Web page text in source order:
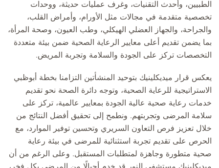
الطبيين، وأحدث التقنيات، وغرف عمليات حديثة، ووحدات
تخصصية متقدمة في مجالات مثل الأورام، وأمراض القلب،
والجراحة، والجهاز العضلي الهيكلي، وطب العيون، وصحة المرأة،
بما يضمن تقديم أعلى معايير الرعاية الصحية ضمن بيئة متعددة
التخصصات تركز على الجودة والسلامة وتجربة المريض.
يعكس قرار ميديكلينيك بتوحيد المنشأتين التزامنا بخطة أبوظبي
الاستراتيجية للرعاية الصحية، وتوجه دائرة الصحة نحو تقديم
خدمات رعاية صحية عالية الجودة بمعايير عالمية، تركز على
سلامة المرضى وتجربتهم. ونطمح إلى تحقيق أفضل النتائج من
خلال تعزيز فرص التعاون السريري وتحسين توفير الموارد، مع
الحرص على تقديم تجربة استثنائية للمرضى في بيئة رعاية
صحية متطورة وجاهزة لمتطلبات المستقبل. وعلى الرغم من أن